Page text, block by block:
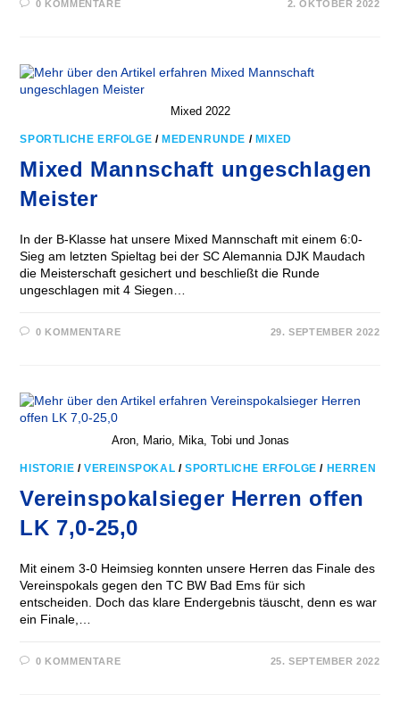
0 KOMMENTARE 2. OKTOBER 2022
Mixed 2022
SPORTLICHE ERFOLGE / MEDENRUNDE / MIXED
Mixed Mannschaft ungeschlagen
Meister
In der B-Klasse hat unsere Mixed Mannschaft mit einem 6:0-
Sieg am letzten Spieltag bei der SC Alemannia DJK Maudach
die Meisterschaft gesichert und beschließt die Runde
ungeschlagen mit 4 Siegen…
0 KOMMENTARE 29. SEPTEMBER 2022
Aron, Mario, Mika, Tobi und Jonas
HISTORIE /VEREINSPOKAL /SPORTLICHE ERFOLGE / HERREN
Vereinspokalsieger Herren offen
LK 7,0-25,0
Mit einem 3-0 Heimsieg konnten unsere Herren das Finale des
Vereinspokals gegen den TC BW Bad Ems für sich
entscheiden. Doch das klare Endergebnis täuscht, denn es war
ein Finale,…
0 KOMMENTARE 25. SEPTEMBER 2022